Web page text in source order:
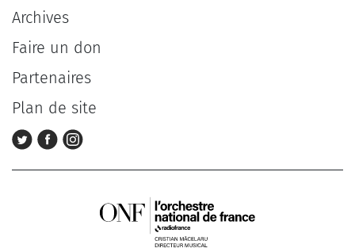
Archives
Faire un don
Partenaires
Plan de site